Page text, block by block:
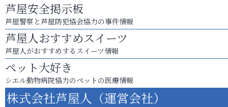
芦屋安全掲示板
芦屋警察と芦屋防犯協会協力の事件情報
芦屋人おすすめスイーツ
芦屋人がおすすめするスイーツ情報
ペット大好き
シエル動物病院協力のペットの医療情報
株式会社芦屋人（運営会社）